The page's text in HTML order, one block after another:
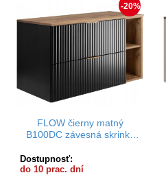
-20%
FLOW čierny matný
B100DC závesná skrinka
Dostupnosť:
do 10 prac. dní